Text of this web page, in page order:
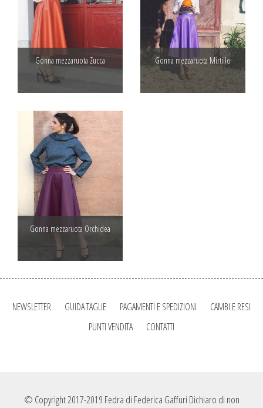
Gonna mezzaruota Zucca Gonna mezzaruota Mirtillo
Gonna mezzaruota Orchidea
NEWSLETTER GUIDA TAGLIE PAGAMENTI E SPEDIZIONI
CAMBI E RESI
PUNTI VENDITA
CONTATTI
© Copyright 2017-2019 Fedra di Federica Gaffuri Dichiaro di non